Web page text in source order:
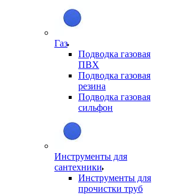
Газ
Подводка газовая
ПВХ
Подводка газовая
резина
Подводка газовая
сильфон
Инструменты для
сантехники
Инструменты для
прочистки труб